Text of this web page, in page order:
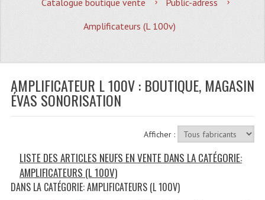
MAGASIN
Quoi De Neuf?
Plan Acces, Horaires.
Location De Matériel
Recevoir Nos Promotions
Catalogue boutique vente
Public-adress
Amplificateurs (L 100v)
AMPLIFICATEUR L 100V : BOUTIQUE, MAGASIN
ÉVAS SONORISATION
Afficher :
LISTE DES ARTICLES NEUFS EN VENTE DANS LA CATÉGORIE:
AMPLIFICATEURS (L 100V)
DANS LA CATÉGORIE: AMPLIFICATEURS (L 100V)